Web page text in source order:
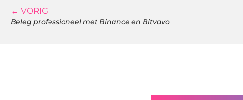
← VORIG
Beleg professioneel met Binance en Bitvavo